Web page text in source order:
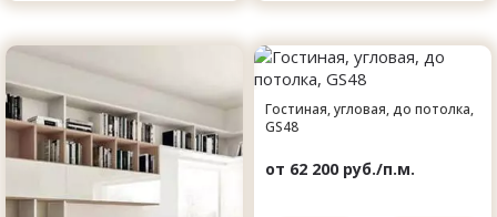
Гостиная, угловая, до потолка,
GS48
от 62 200 руб./п.м.